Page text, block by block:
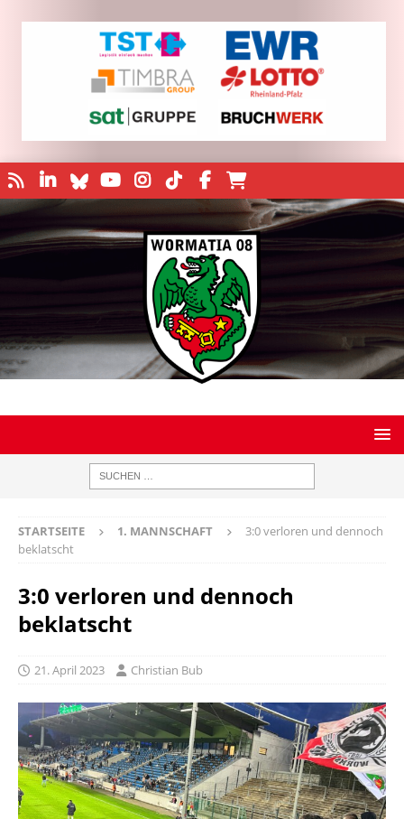
STARTSEITE 1. MANNSCHAFT
3:0 verloren und dennoch
beklatscht
3:0 verloren und dennoch
beklatscht
21. April 2023 Christian Bub